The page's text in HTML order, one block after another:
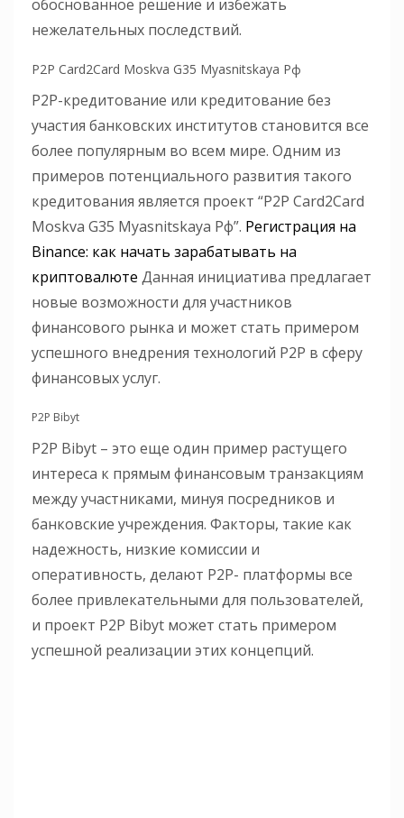
обоснованное решение и избежать
нежелательных последствий.
P2P Card2Card Moskva G35 Myasnitskaya Рф
P2P-кредитование или кредитование без
участия банковских институтов становится все
более популярным во всем мире. Одним из
примеров потенциального развития такого
кредитования является проект “P2P Card2Card
Moskva G35 Myasnitskaya Рф”. Регистрация на
Binance: как начать зарабатывать на
криптовалюте Данная инициатива предлагает
новые возможности для участников
финансового рынка и может стать примером
успешного внедрения технологий P2P в сферу
финансовых услуг.
P2P Bibyt
P2P Bibyt – это еще один пример растущего
интереса к прямым финансовым транзакциям
между участниками, минуя посредников и
банковские учреждения. Факторы, такие как
надежность, низкие комиссии и
оперативность, делают P2P- платформы все
более привлекательными для пользователей,
и проект P2P Bibyt может стать примером
успешной реализации этих концепций.